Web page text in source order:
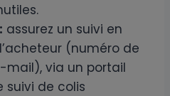
assurez un suivi en
(numéro de
via un portail
suivi de colis